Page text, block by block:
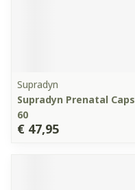
Supradyn
Supradyn Prenatal Caps
60
€ 47,95